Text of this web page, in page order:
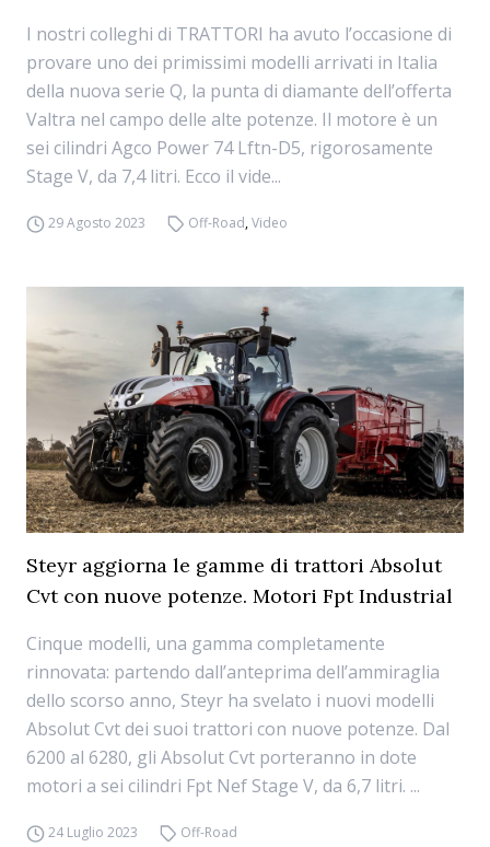
I nostri colleghi di TRATTORI ha avuto l’occasione di
provare uno dei primissimi modelli arrivati in Italia
della nuova serie Q, la punta di diamante dell’offerta
Valtra nel campo delle alte potenze. Il motore è un
sei cilindri Agco Power 74 Lftn-D5, rigorosamente
Stage V, da 7,4 litri. Ecco il vide...
29 Agosto 2023 Off-Road,Video
Steyr aggiorna le gamme di trattori Absolut
Cvt con nuove potenze. Motori Fpt Industrial
Cinque modelli, una gamma completamente
rinnovata: partendo dall’anteprima dell’ammiraglia
dello scorso anno, Steyr ha svelato i nuovi modelli
Absolut Cvt dei suoi trattori con nuove potenze. Dal
6200 al 6280, gli Absolut Cvt porteranno in dote
motori a sei cilindri Fpt Nef Stage V, da 6,7 litri. ...
24 Luglio 2023 Off-Road